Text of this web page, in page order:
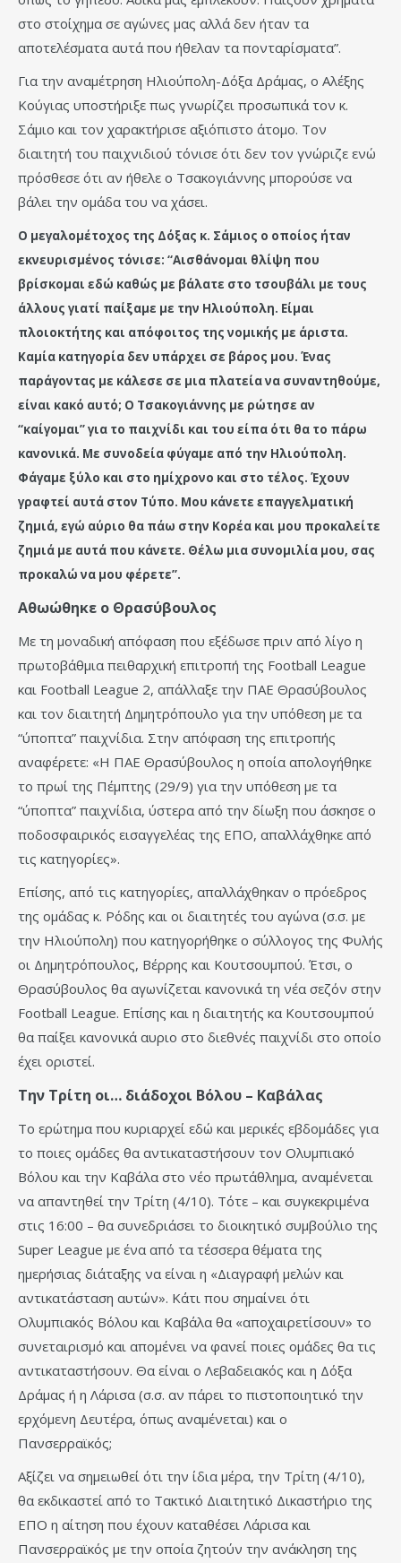
στο στοίχημα σε αγώνες μας αλλά δεν ήταν τα
αποτελέσματα αυτά που ήθελαν τα πονταρίσματα”.
Για την αναμέτρηση Ηλιούπολη-Δόξα Δράμας, ο Αλέξης
Κούγιας υποστήριξε πως γνωρίζει προσωπικά τον κ.
Σάμιο και τον χαρακτήρισε αξιόπιστο άτομο. Τον
διαιτητή του παιχνιδιού τόνισε ότι δεν τον γνώριζε ενώ
πρόσθεσε ότι αν ήθελε ο Τσακογιάννης μπορούσε να
βάλει την ομάδα του να χάσει.
Ο μεγαλομέτοχος της Δόξας κ. Σάμιος ο οποίος ήταν
εκνευρισμένος τόνισε: “Αισθάνομαι θλίψη που
βρίσκομαι εδώ καθώς με βάλατε στο τσουβάλι με τους
άλλους γιατί παίξαμε με την Ηλιούπολη. Είμαι
πλοιοκτήτης και απόφοιτος της νομικής με άριστα.
Καμία κατηγορία δεν υπάρχει σε βάρος μου. Ένας
παράγοντας με κάλεσε σε μια πλατεία να συναντηθούμε,
είναι κακό αυτό; Ο Τσακογιάννης με ρώτησε αν
“καίγομαι” για το παιχνίδι και του είπα ότι θα το πάρω
κανονικά. Με συνοδεία φύγαμε από την Ηλιούπολη.
Φάγαμε ξύλο και στο ημίχρονο και στο τέλος. Έχουν
γραφτεί αυτά στον Τύπο. Μου κάνετε επαγγελματική
ζημιά, εγώ αύριο θα πάω στην Κορέα και μου προκαλείτε
ζημιά με αυτά που κάνετε. Θέλω μια συνομιλία μου, σας
προκαλώ να μου φέρετε”.
Αθωώθηκε ο Θρασύβουλος
Με τη μοναδική απόφαση που εξέδωσε πριν από λίγο η
πρωτοβάθμια πειθαρχική επιτροπή της Football League
και Football League 2, απάλλαξε την ΠΑΕ Θρασύβουλος
και τον διαιτητή Δημητρόπουλο για την υπόθεση με τα
“ύποπτα” παιχνίδια. Στην απόφαση της επιτροπής
αναφέρετε: «Η ΠΑΕ Θρασύβουλος η οποία απολογήθηκε
το πρωί της Πέμπτης (29/9) για την υπόθεση με τα
“ύποπτα” παιχνίδια, ύστερα από την δίωξη που άσκησε ο
ποδοσφαιρικός εισαγγελέας της ΕΠΟ, απαλλάχθηκε από
τις κατηγορίες».
Επίσης, από τις κατηγορίες, απαλλάχθηκαν ο πρόεδρος
της ομάδας κ. Ρόδης και οι διαιτητές του αγώνα (σ.σ. με
την Ηλιούπολη) που κατηγορήθηκε ο σύλλογος της Φυλής
οι Δημητρόπουλος, Βέρρης και Κουτσουμπού. Έτσι, ο
Θρασύβουλος θα αγωνίζεται κανονικά τη νέα σεζόν στην
Football League. Επίσης και η διαιτητής κα Κουτσουμπού
θα παίξει κανονικά αυριο στο διεθνές παιχνίδι στο οποίο
έχει οριστεί.
Την Τρίτη οι… διάδοχοι Βόλου – Καβάλας
Το ερώτημα που κυριαρχεί εδώ και μερικές εβδομάδες για
το ποιες ομάδες θα αντικαταστήσουν τον Ολυμπιακό
Βόλου και την Καβάλα στο νέο πρωτάθλημα, αναμένεται
να απαντηθεί την Τρίτη (4/10). Τότε – και συγκεκριμένα
στις 16:00 – θα συνεδριάσει το διοικητικό συμβούλιο της
Super League με ένα από τα τέσσερα θέματα της
ημερήσιας διάταξης να είναι η «Διαγραφή μελών και
αντικατάσταση αυτών». Κάτι που σημαίνει ότι
Ολυμπιακός Βόλου και Καβάλα θα «αποχαιρετίσουν» το
συνεταιρισμό και απομένει να φανεί ποιες ομάδες θα τις
αντικαταστήσουν. Θα είναι ο Λεβαδειακός και η Δόξα
Δράμας ή η Λάρισα (σ.σ. αν πάρει το πιστοποιητικό την
ερχόμενη Δευτέρα, όπως αναμένεται) και ο
Πανσερραϊκός;
Αξίζει να σημειωθεί ότι την ίδια μέρα, την Τρίτη (4/10),
θα εκδικαστεί από το Τακτικό Διαιτητικό Δικαστήριο της
ΕΠΟ η αίτηση που έχουν καταθέσει Λάρισα και
Πανσερραϊκός με την οποία ζητούν την ανάκληση της